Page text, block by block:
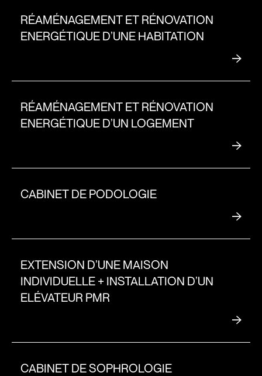
RÉAMÉNAGEMENT ET RÉNOVATION
ENERGÉTIQUE D’UNE HABITATION
RÉAMÉNAGEMENT ET RÉNOVATION
ENERGÉTIQUE D’UN LOGEMENT
CABINET DE PODOLOGIE
EXTENSION D’UNE MAISON
INDIVIDUELLE + INSTALLATION D’UN
ELÉVATEUR PMR
CABINET DE SOPHROLOGIE